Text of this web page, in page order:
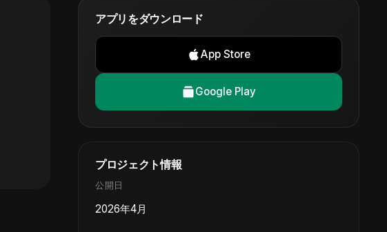
アプリをダウンロード
App Store
Google Play
プロジェクト情報
公開日
2026年4月